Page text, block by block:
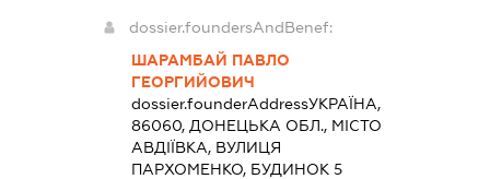
dossier.foundersAndBenef:
ШАРАМБАЙ ПАВЛО
ГЕОРГИЙОВИЧ
dossier.founderAddressУКРАЇНА,
86060, ДОНЕЦЬКА ОБЛ., МІСТО
АВДІЇВКА, ВУЛИЦЯ
ПАРХОМЕНКО, БУДИНОК 5